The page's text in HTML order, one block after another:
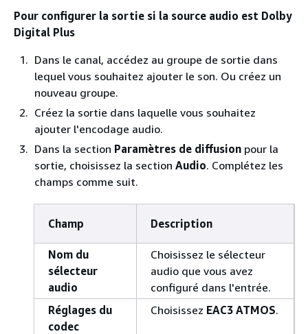
Pour configurer la sortie si la source audio est Dolby
Digital Plus
Dans le canal, accédez au groupe de sortie dans
lequel vous souhaitez ajouter le son. Ou créez un
nouveau groupe.
Créez la sortie dans laquelle vous souhaitez
ajouter l'encodage audio.
Dans la section Paramètres de diffusion pour la
sortie, choisissez la section Audio. Complétez les
champs comme suit.
Champ Description
Nom du
sélecteur
audio
Choisissez le sélecteur
audio que vous avez
configuré dans l'entrée.
Réglages du
codec
Choisissez EAC3 ATMOS.